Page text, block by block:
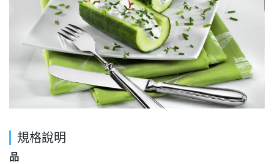
規格說明
品